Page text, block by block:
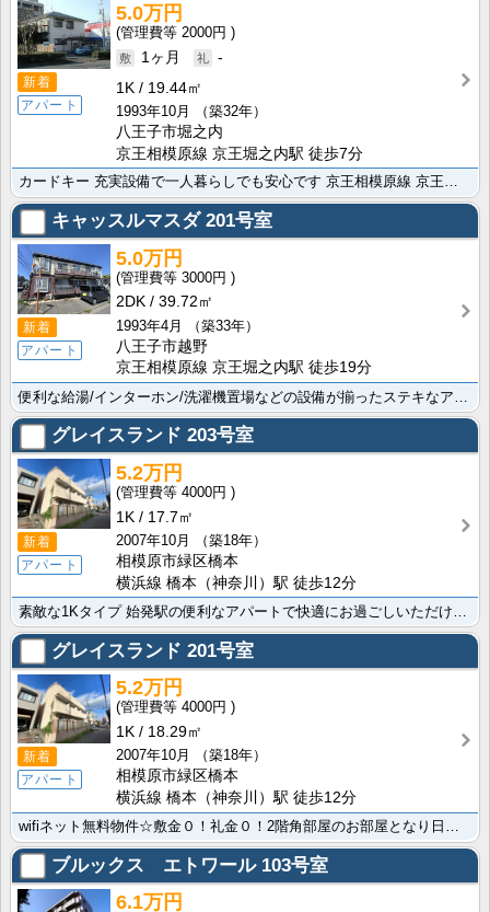
新着
アパート
5.0万円
2000円
1ヶ月
-
1K
19.44㎡
1993年10月
（築32年）
八王子市堀之内
京王相模原線 京王堀之内駅 徒歩7分
カードキー 充実設備で一人暮らしでも安心です 京王相模原線 京王多摩センター駅まで徒歩30分で通勤・･･･
キャッスルマスダ201号室
新着
アパート
5.0万円
3000円
2DK
39.72㎡
1993年4月
（築33年）
八王子市越野
京王相模原線 京王堀之内駅 徒歩19分
グレイスランド 203号室
新着
アパート
5.2万円
4000円
1K
17.7㎡
2007年10月
（築18年）
相模原市緑区橋本
横浜線 橋本（神奈川）駅 徒歩12分
グレイスランド 201号室
新着
アパート
5.2万円
4000円
1K
18.29㎡
2007年10月
（築18年）
相模原市緑区橋本
横浜線 橋本（神奈川）駅 徒歩12分
ブルックス エトワール103号室
6.1万円